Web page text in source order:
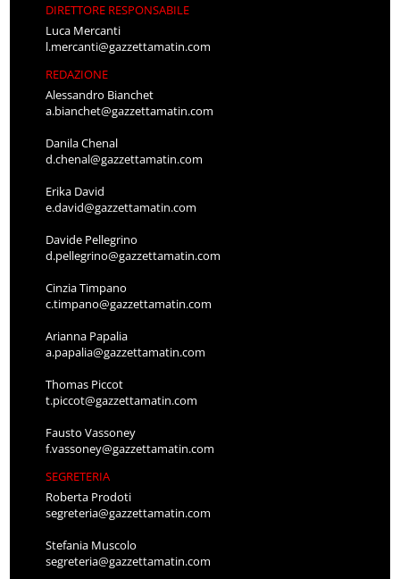
DIRETTORE RESPONSABILE
Luca Mercanti
l.mercanti@gazzettamatin.com
REDAZIONE
Alessandro Bianchet
a.bianchet@gazzettamatin.com
Danila Chenal
d.chenal@gazzettamatin.com
Erika David
e.david@gazzettamatin.com
Davide Pellegrino
d.pellegrino@gazzettamatin.com
Cinzia Timpano
c.timpano@gazzettamatin.com
Arianna Papalia
a.papalia@gazzettamatin.com
Thomas Piccot
t.piccot@gazzettamatin.com
Fausto Vassoney
f.vassoney@gazzettamatin.com
SEGRETERIA
Roberta Prodoti
segreteria@gazzettamatin.com
Stefania Muscolo
segreteria@gazzettamatin.com